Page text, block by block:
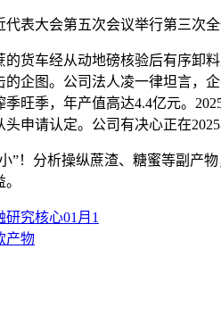
大会第五次会议举行第三次全
车经从动地磅核验后有序卸料
的企图。公司法人凌一律坦言，
旺季，年产值高达4.4亿元。
申请认定。公司有决心正在
分析操纵蔗渣、糖蜜等副产物
研究核心01月1
产物